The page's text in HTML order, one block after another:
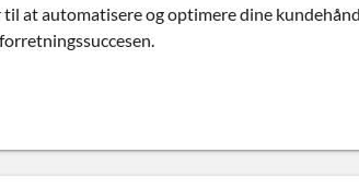
at automatisere og optimere dine